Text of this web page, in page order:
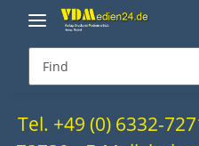
Tel. +49 (0) 6332-